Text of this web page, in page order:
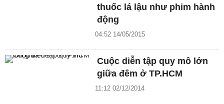
thuốc lá lậu như phim hành
động
04:52 14/05/2015
Cuộc diễn tập quy mô lớn
giữa đêm ở TP.HCM
11:12 02/12/2014